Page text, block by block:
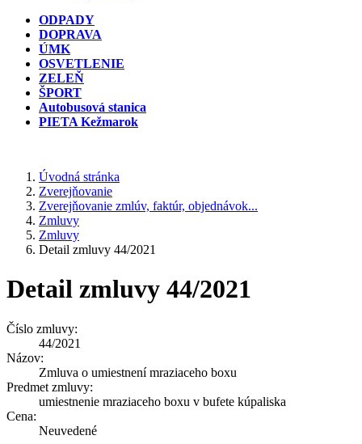
ODPADY
DOPRAVA
ÚMK
OSVETLENIE
ZELEŇ
ŠPORT
Autobusová stanica
PIETA Kežmarok
Úvodná stránka
Zverejňovanie
Zverejňovanie zmlúv, faktúr, objednávok...
Zmluvy
Zmluvy
Detail zmluvy 44/2021
Detail zmluvy 44/2021
Číslo zmluvy:
44/2021
Názov:
Zmluva o umiestnení mraziaceho boxu
Predmet zmluvy:
umiestnenie mraziaceho boxu v bufete kúpaliska
Cena:
Neuvedené